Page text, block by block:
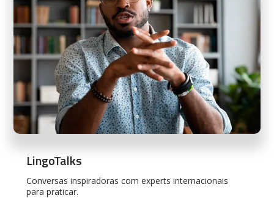
LingoTalks
Conversas inspiradoras com experts internacionais
para praticar.